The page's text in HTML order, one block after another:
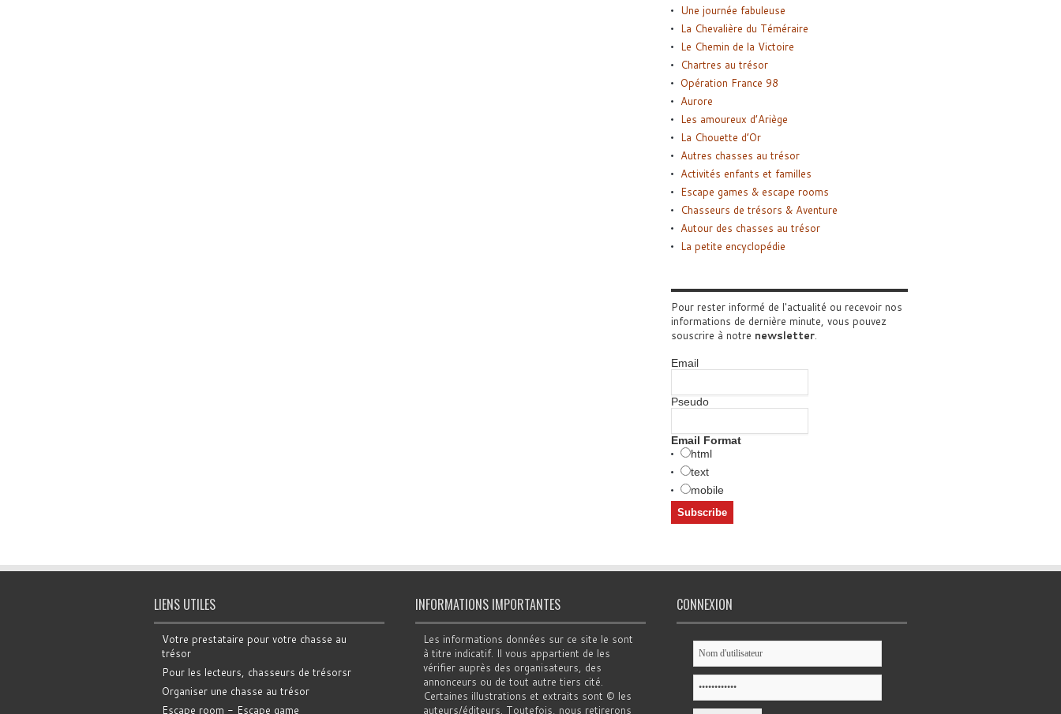
Une journée fabuleuse
La Chevalière du Téméraire
Le Chemin de la Victoire
Chartres au trésor
Opération France 98
Aurore
Les amoureux d’Ariège
La Chouette d’Or
Autres chasses au trésor
Activités enfants et familles
Escape games & escape rooms
Chasseurs de trésors & Aventure
Autour des chasses au trésor
La petite encyclopédie
Pour rester informé de l'actualité ou recevoir nos
informations de dernière minute, vous pouvez
souscrire à notre newsletter.
Email
Pseudo
Email Format
html
text
mobile
LIENS UTILES
Votre prestataire pour votre chasse au
trésor
Pour les lecteurs, chasseurs de trésorsr
Organiser une chasse au trésor
Escape room - Escape game
INFORMATIONS IMPORTANTES
Les informations données sur ce site le sont
à titre indicatif. Il vous appartient de les
vérifier auprès des organisateurs, des
annonceurs ou de tout autre tiers cité.
Certaines illustrations et extraits sont © les
auteurs/éditeurs. Toutefois, nous retirerons
CONNEXION